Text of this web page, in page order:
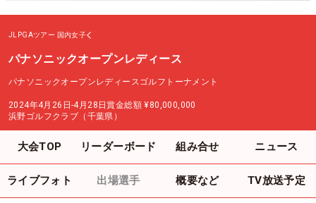
JLPGAツアー 国内女子
パナソニックオープンレディース
パナソニックオープンレディースゴルフトーナメント
2024年4月26日-4月28日賞金総額 ¥80,000,000
浜野ゴルフクラブ（千葉県）
大会TOP リーダーボード 組み合せ ニュース
ライブフォト 出場選手 概要など TV放送予定